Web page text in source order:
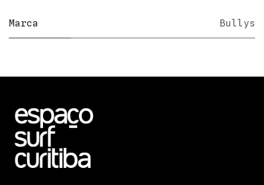
Marca Bullys